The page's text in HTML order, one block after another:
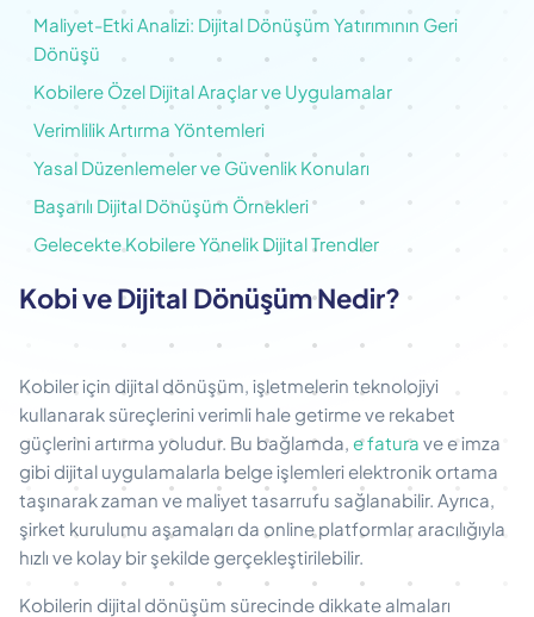
Maliyet-Etki Analizi: Dijital Dönüşüm Yatırımının Geri
Dönüşü
Kobilere Özel Dijital Araçlar ve Uygulamalar
Verimlilik Artırma Yöntemleri
Yasal Düzenlemeler ve Güvenlik Konuları
Başarılı Dijital Dönüşüm Örnekleri
Gelecekte Kobilere Yönelik Dijital Trendler
Kobi ve Dijital Dönüşüm Nedir?
Kobiler için dijital dönüşüm, işletmelerin teknolojiyi
kullanarak süreçlerini verimli hale getirme ve rekabet
güçlerini artırma yoludur. Bu bağlamda, e fatura ve e imza
gibi dijital uygulamalarla belge işlemleri elektronik ortama
taşınarak zaman ve maliyet tasarrufu sağlanabilir. Ayrıca,
şirket kurulumu aşamaları da online platformlar aracılığıyla
hızlı ve kolay bir şekilde gerçekleştirilebilir.
Kobilerin dijital dönüşüm sürecinde dikkate almaları